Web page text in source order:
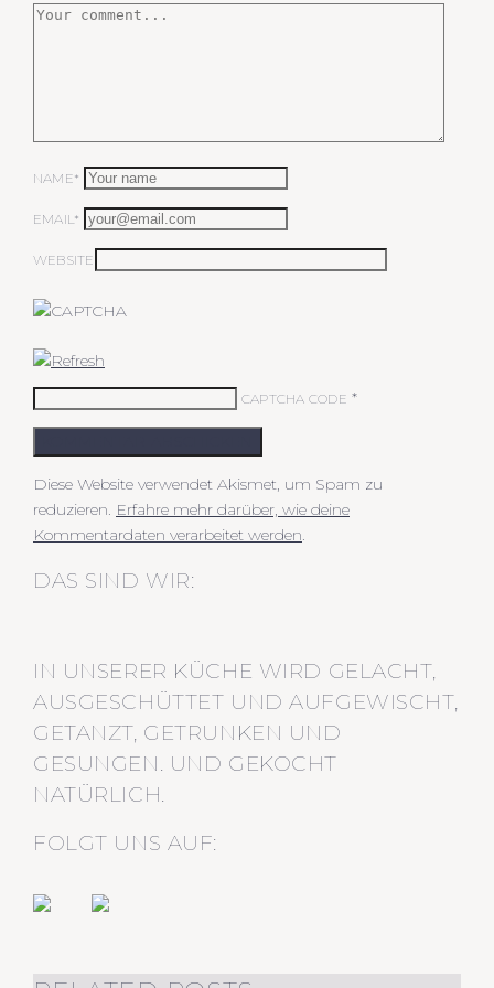
NAME*
EMAIL*
WEBSITE
CAPTCHA CODE *
Diese Website verwendet Akismet, um Spam zu
reduzieren. Erfahre mehr darüber, wie deine
Kommentardaten verarbeitet werden.
DAS SIND WIR:
IN UNSERER KÜCHE WIRD GELACHT,
AUSGESCHÜTTET UND AUFGEWISCHT,
GETANZT, GETRUNKEN UND
GESUNGEN. UND GEKOCHT
NATÜRLICH.
FOLGT UNS AUF: